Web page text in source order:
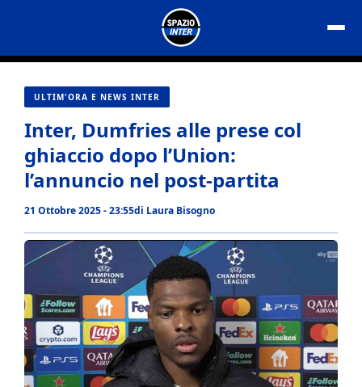
contenuto
ULTIM'ORA E NEWS INTER
Inter, Dumfries alle prese col
ghiaccio dopo l’Union:
l’annuncio nel post-partita
21 Ottobre 2025 - 23:55di Laura Bisogno